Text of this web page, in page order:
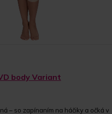
body Variant
– so zapínaním na háčiky a očká v